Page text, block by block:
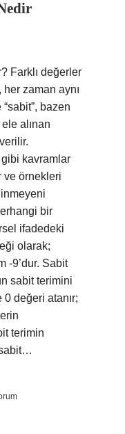
Farklı değerler
zaman aynı
bazen
alınan
kavramlar
ve örnekleri
bir
ifadedeki
olarak;
-9’dur. Sabit
sabit terimini
değeri atanır;
terimin
sabit…